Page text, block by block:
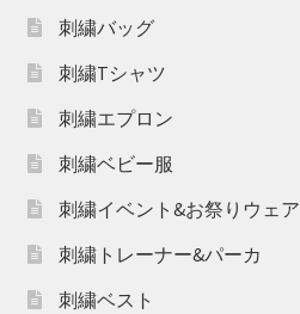
刺繍バッグ
刺繍Tシャツ
刺繍エプロン
刺繍ベビー服
刺繍イベント&お祭りウェア
刺繍トレーナー&パーカ
刺繍ベスト